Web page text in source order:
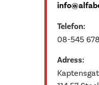
Telefon:
08-545
Adress: